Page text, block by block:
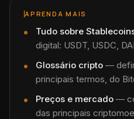
APRENDA MAIS
Tudo sobre
digital: USDT, USDC,
Glossário cripto —
principais termos, do
Preços e mercado —
das principais